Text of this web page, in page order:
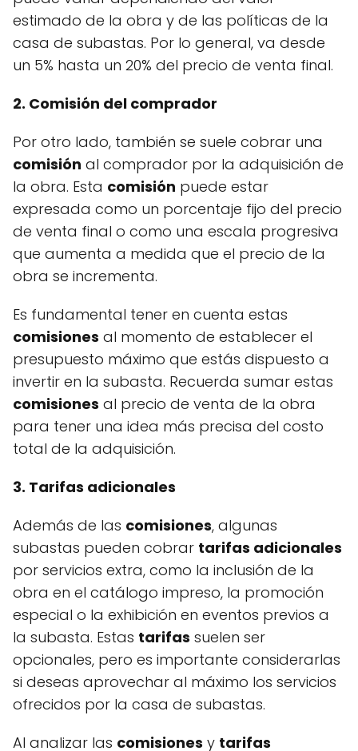
estimado de la obra y de las políticas de la
casa de subastas. Por lo general, va desde
un 5% hasta un 20% del precio de venta final.
2. Comisión del comprador
Por otro lado, también se suele cobrar una
comisión al comprador por la adquisición de
la obra. Esta comisión puede estar
expresada como un porcentaje fijo del precio
de venta final o como una escala progresiva
que aumenta a medida que el precio de la
obra se incrementa.
Es fundamental tener en cuenta estas
comisiones al momento de establecer el
presupuesto máximo que estás dispuesto a
invertir en la subasta. Recuerda sumar estas
comisiones al precio de venta de la obra
para tener una idea más precisa del costo
total de la adquisición.
3. Tarifas adicionales
Además de las comisiones, algunas
subastas pueden cobrar tarifas adicionales
por servicios extra, como la inclusión de la
obra en el catálogo impreso, la promoción
especial o la exhibición en eventos previos a
la subasta. Estas tarifas suelen ser
opcionales, pero es importante considerarlas
si deseas aprovechar al máximo los servicios
ofrecidos por la casa de subastas.
Al analizar las comisiones y tarifas